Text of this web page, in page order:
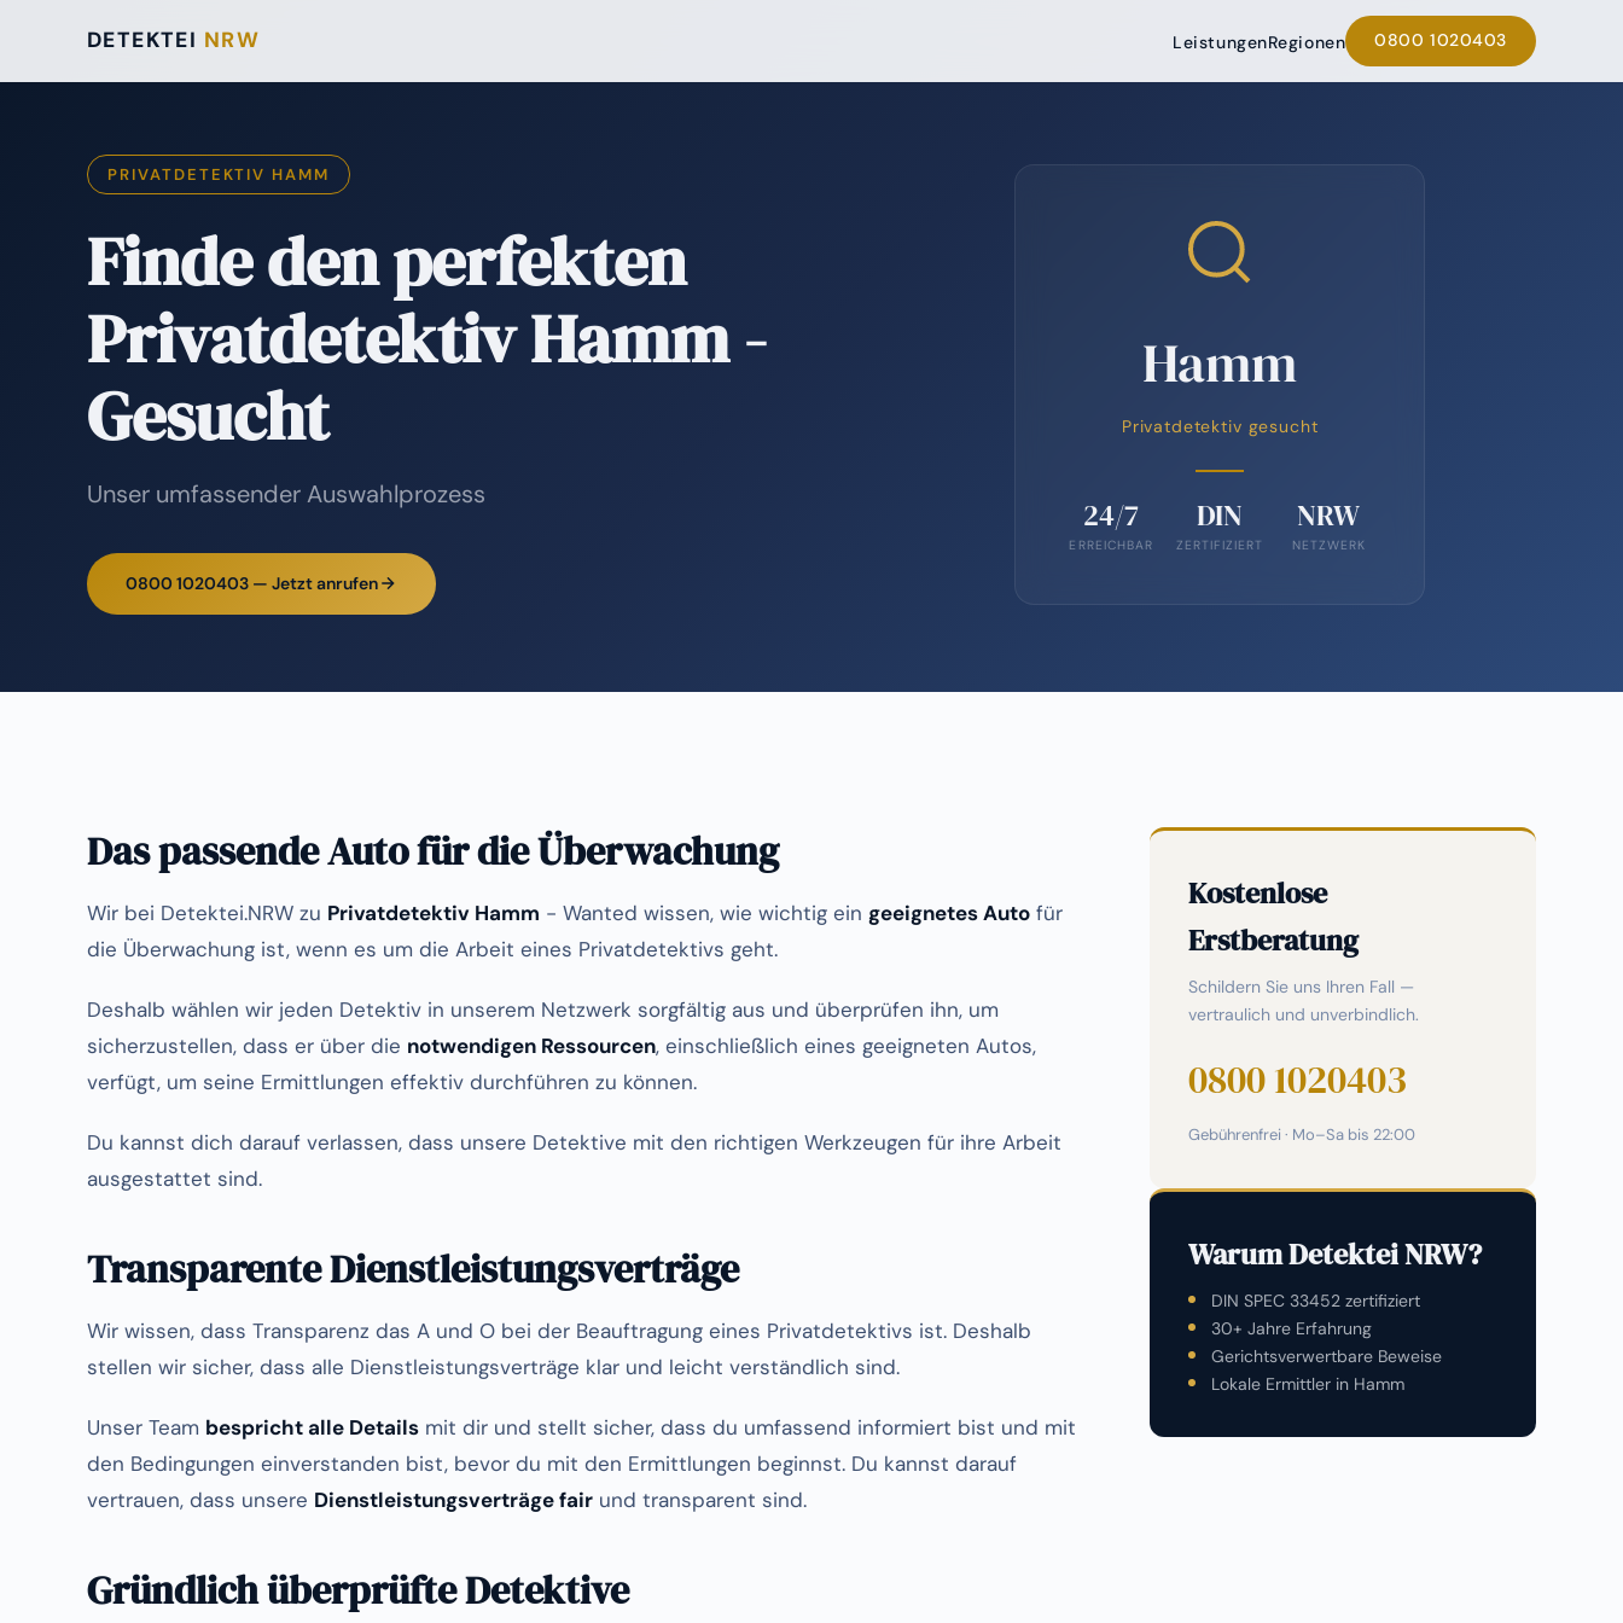
DETEKTEI NRW LeistungenRegionen 0800 1020403
PRIVATDETEKTIV HAMM
Finde den perfekten
Privatdetektiv Hamm -
Gesucht
Unser umfassender Auswahlprozess
0800 1020403 — Jetzt anrufen
Hamm
Privatdetektiv gesucht
24/7
ERREICHBAR
DIN
ZERTIFIZIERT
NRW
NETZWERK
Das passende Auto für die Überwachung
Wir bei Detektei.NRW zu Privatdetektiv Hamm - Wanted wissen, wie wichtig ein geeignetes Auto für
die Überwachung ist, wenn es um die Arbeit eines Privatdetektivs geht.
Deshalb wählen wir jeden Detektiv in unserem Netzwerk sorgfältig aus und überprüfen ihn, um
sicherzustellen, dass er über die notwendigen Ressourcen, einschließlich eines geeigneten Autos,
verfügt, um seine Ermittlungen effektiv durchführen zu können.
Du kannst dich darauf verlassen, dass unsere Detektive mit den richtigen Werkzeugen für ihre Arbeit
ausgestattet sind.
Transparente Dienstleistungsverträge
Wir wissen, dass Transparenz das A und O bei der Beauftragung eines Privatdetektivs ist. Deshalb
stellen wir sicher, dass alle Dienstleistungsverträge klar und leicht verständlich sind.
Unser Team bespricht alle Details mit dir und stellt sicher, dass du umfassend informiert bist und mit
den Bedingungen einverstanden bist, bevor du mit den Ermittlungen beginnst. Du kannst darauf
vertrauen, dass unsere Dienstleistungsverträge fair und transparent sind.
Gründlich überprüfte Detektive
Kostenlose
Erstberatung
Schildern Sie uns Ihren Fall —
vertraulich und unverbindlich.
0800 1020403
Gebührenfrei · Mo–Sa bis 22:00
Warum Detektei NRW?
DIN SPEC 33452 zertifiziert
30+ Jahre Erfahrung
Gerichtsverwertbare Beweise
Lokale Ermittler in Hamm